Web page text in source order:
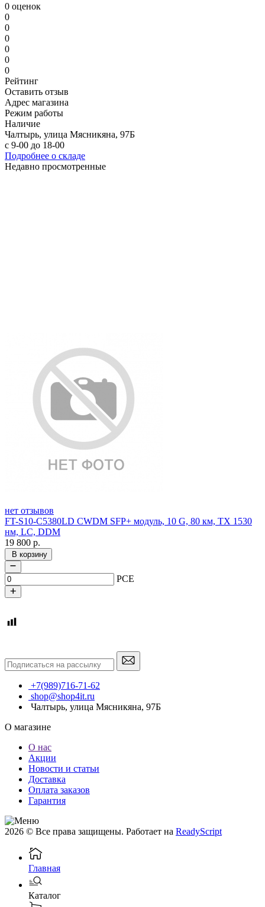
0 оценок
0
0
0
0
0
0
Рейтинг
Оставить отзыв
Адрес магазина
Режим работы
Наличие
Чалтырь, улица Мясникяна, 97Б
с 9-00 до 18-00
Подробнее о складе
Недавно просмотренные
нет отзывов
FT-S10-C5380LD CWDM SFP+ модуль, 10 G, 80 км, TX 1530
нм, LC, DDM
19 800 р.
В корзину
PCE
+7(989)716-71-62
shop@shop4it.ru
Чалтырь, улица Мясникяна, 97Б
О магазине
О нас
Акции
Новости и статьи
Доставка
Оплата заказов
Гарантия
2026 © Все права защищены. Работает на ReadyScript
Главная
Каталог